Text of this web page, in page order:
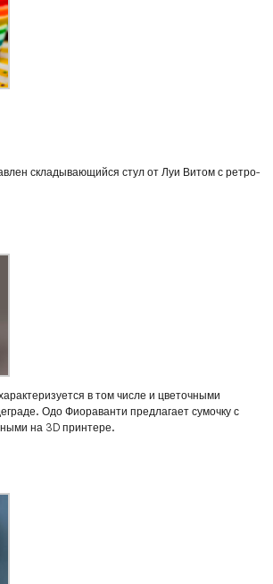
складывающийся стул от Луи Витом с ретро-
в том числе и цветочными
Одо Фиораванти предлагает сумочку с
на 3D принтере.